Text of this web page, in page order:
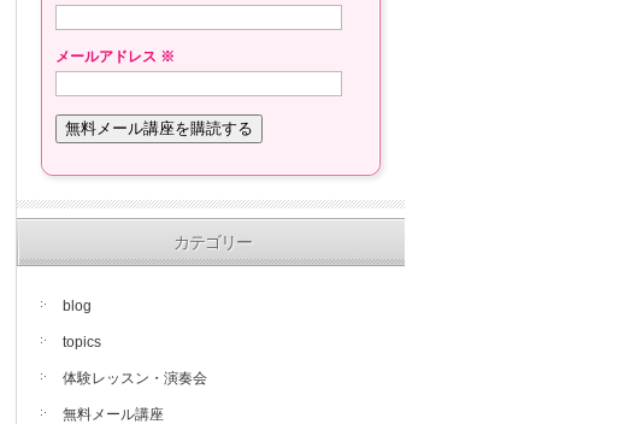
メールアドレス ※
カテゴリー
blog
topics
体験レッスン・演奏会
無料メール講座